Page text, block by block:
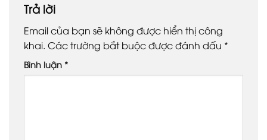
Trả lời
Email của bạn sẽ không được hiển thị công
khai. Các trường bắt buộc được đánh dấu *
Bình luận *